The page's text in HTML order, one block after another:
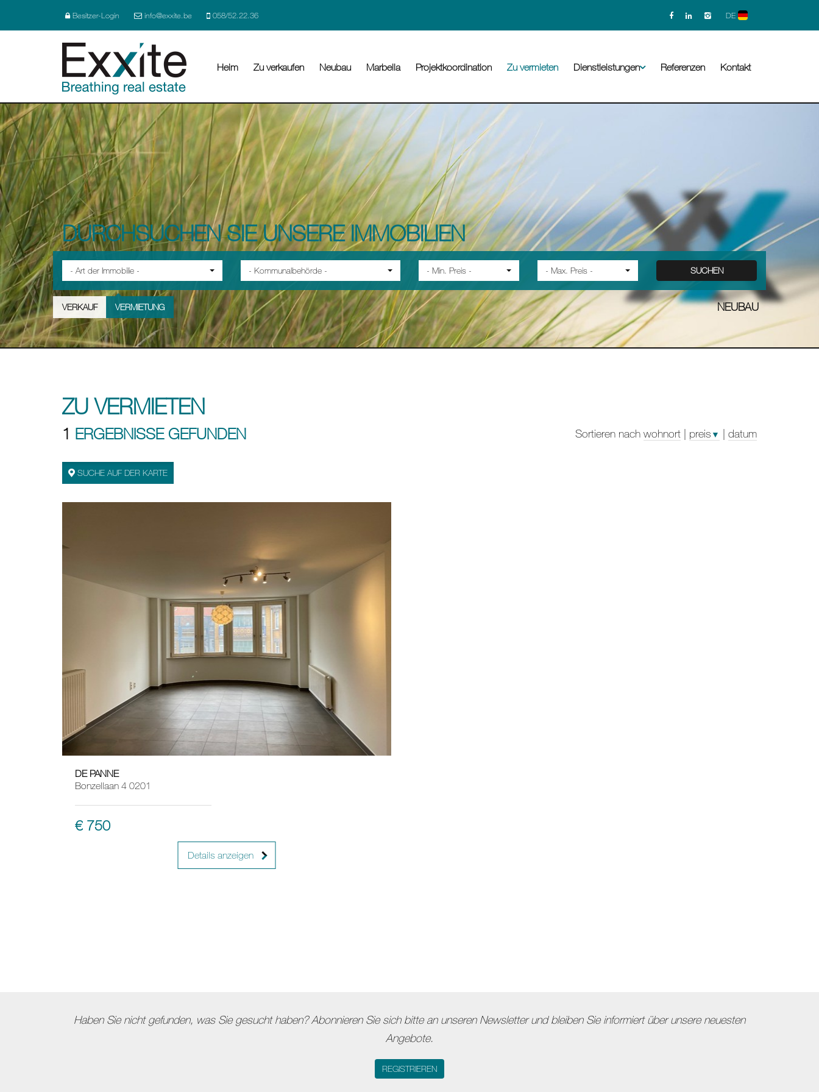
Besitzer-Login info@exxite.be 058/52.22.36 DE
Heim Zu verkaufen Neubau Marbella Projektkoordination Zu vermieten Dienstleistungen Referenzen Kontakt
DURCHSUCHEN SIE UNSERE IMMOBILIEN
- Art der Immobilie - - Kommunalbehörde - - Min. Preis - - Max. Preis - SUCHEN
VERKAUF VERMIETUNG NEUBAU
ZU VERMIETEN
1 ERGEBNISSE GEFUNDEN Sortieren nach wohnort | preis ▼ | datum
SUCHE AUF DER KARTE
DE PANNE
Bonzellaan 4 0201
€ 750
Details anzeigen
Haben Sie nicht gefunden, was Sie gesucht haben? Abonnieren Sie sich bitte an unseren Newsletter und bleiben Sie informiert über unsere neuesten
Angebote.
REGISTRIEREN